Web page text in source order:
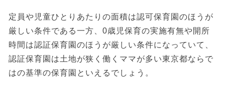
定員や児童ひとりあたりの面積は認可保育園のほうが
厳しい条件である一方、0歳児保育の実施有無や開所
時間は認証保育園のほうが厳しい条件になっていて、
認証保育園は土地が狭く働くママが多い東京都ならで
はの基準の保育園といえるでしょう。